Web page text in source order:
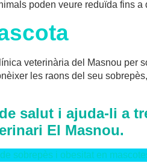
poden veure reduïda fins
veterinària del Masnou per
les raons del seu
salut i ajuda-li a
El Masnou.
sobrepès i obesitat en